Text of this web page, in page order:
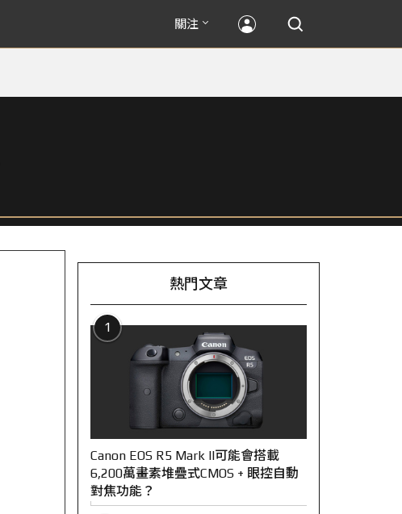
關注
熱門文章
1
Canon EOS R5 Mark II可能會搭載
6,200萬畫素堆疊式CMOS + 眼控自動
對焦功能？